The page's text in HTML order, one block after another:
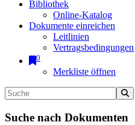
Bibliothek
Online-Katalog
Dokumente einreichen
Leitlinien
Vertragsbedingungen
0
Merkliste öffnen
Suche nach Dokumenten